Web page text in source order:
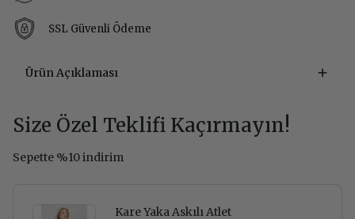
SSL Güvenli Ödeme
Ürün Açıklaması
Size Özel Teklifi Kaçırmayın!
Sepette %10 indirim
Kare Yaka Askılı Atlet